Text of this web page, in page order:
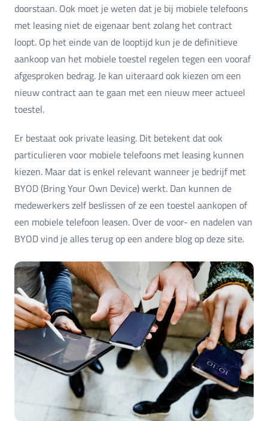
doorstaan. Ook moet je weten dat je bij mobiele telefoons
met leasing niet de eigenaar bent zolang het contract
loopt. Op het einde van de looptijd kun je de definitieve
aankoop van het mobiele toestel regelen tegen een vooraf
afgesproken bedrag. Je kan uiteraard ook kiezen om een
nieuw contract aan te gaan met een nieuw meer actueel
toestel.
Er bestaat ook private leasing. Dit betekent dat ook
particulieren voor mobiele telefoons met leasing kunnen
kiezen. Maar dat is enkel relevant wanneer je bedrijf met
BYOD (Bring Your Own Device) werkt. Dan kunnen de
medewerkers zelf beslissen of ze een toestel aankopen of
een mobiele telefoon leasen. Over de voor- en nadelen van
BYOD vind je alles terug op een andere blog op deze site.